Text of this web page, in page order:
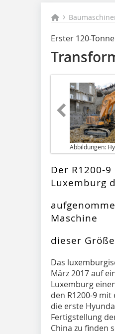
Erster 120-
Abbildungen:
Der R1200-
Luxemburg
Maschine
dieser
Das
März 2017 auf
Luxemburg
den R1200-9
die erste
Fertigstellung
China zu finden